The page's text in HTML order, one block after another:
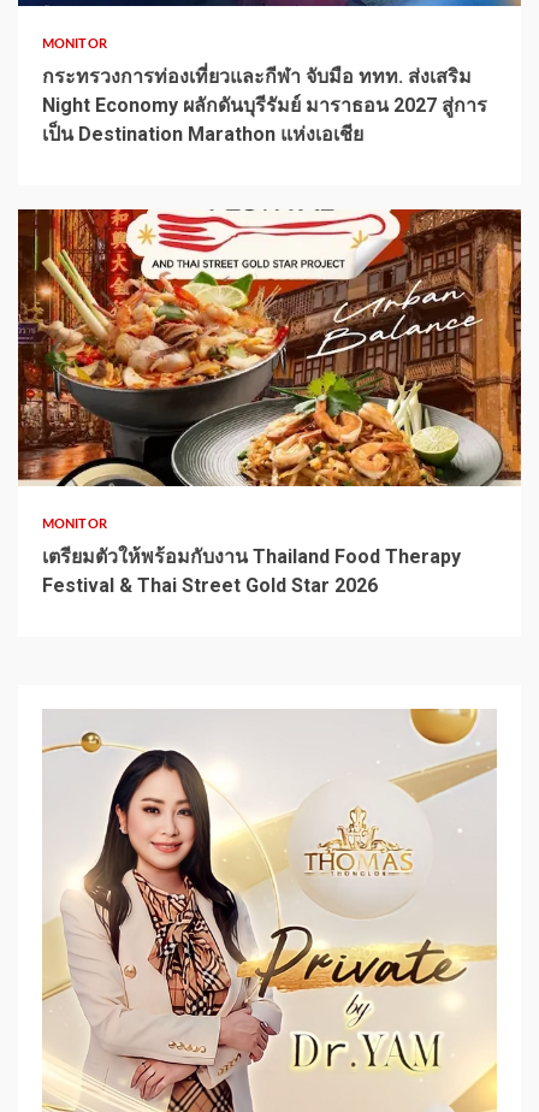
MONITOR
กระทรวงการท่องเที่ยวและกีฬา จับมือ ททท. ส่งเสริม
Night Economy ผลักดันบุรีรัมย์ มาราธอน 2027 สู่การ
เป็น Destination Marathon แห่งเอเชีย
1 min read
MONITOR
เตรียมตัวให้พร้อมกับงาน Thailand Food Therapy
Festival & Thai Street Gold Star 2026